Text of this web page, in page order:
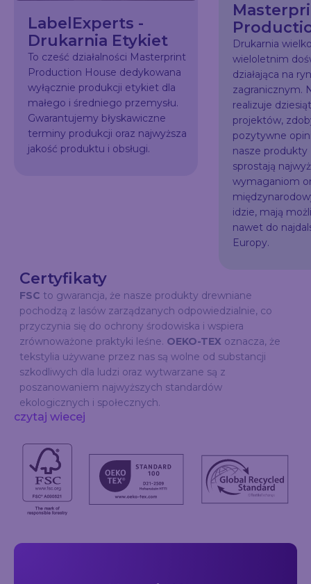
LabelExperts -
Drukarnia Etykiet
To cześć działalności Masterprint
Production House dedykowana
wyłącznie produkcji etykiet dla
małego i średniego przemysłu.
Gwarantujemy błyskawiczne
terminy produkcji oraz najwyższa
jakość produktu i obsługi.
Drukarnia
wieloletnim
działająca na
zagranicznym.
realizuje
projektów,
pozytywne
nasze
sprostają
wymaganiom
idzie, mają
nawet do
Europy.
Certyfikaty
FSC to gwarancja, że nasze produkty drewniane
pochodzą z lasów zarządzanych odpowiedzialnie, co
przyczynia się do ochrony środowiska i wspiera
zrównoważone praktyki leśne. OEKO-TEX oznacza, że
tekstylia używane przez nas są wolne od substancji
szkodliwych dla ludzi oraz wytwarzane są z
poszanowaniem najwyższych standardów
ekologicznych i społecznych.
czytaj wiecej